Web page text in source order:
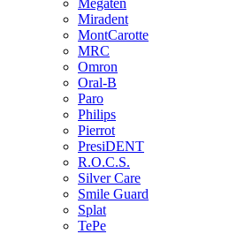
Megaten
Miradent
MontCarotte
MRC
Omron
Oral-B
Paro
Philips
Pierrot
PresiDENT
R.O.C.S.
Silver Care
Smile Guard
Splat
TePe